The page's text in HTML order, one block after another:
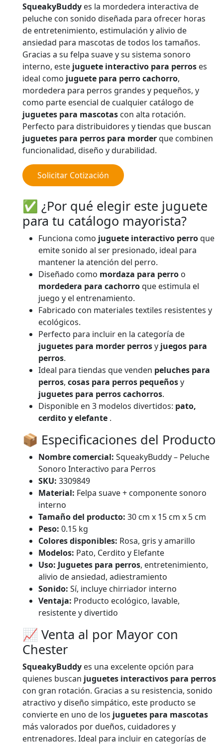
SqueakyBuddy es la mordedera interactiva de
peluche con sonido diseñada para ofrecer horas
de entretenimiento, estimulación y alivio de
ansiedad para mascotas de todos los tamaños.
Gracias a su felpa suave y su sistema sonoro
interno, este juguete interactivo para perros es
ideal como juguete para perro cachorro,
mordedera para perros grandes y pequeños, y
como parte esencial de cualquier catálogo de
juguetes para mascotas con alta rotación.
Perfecto para distribuidores y tiendas que buscan
juguetes para perros para morderque combinen
funcionalidad, diseño y durabilidad.
Solicitar Cotización
✅ ¿Por qué elegir este juguete
para tu catálogo mayorista?
Funciona como juguete interactivo perroque
emite sonido al ser presionado, ideal para
mantener la atención del perro.
Diseñado como mordaza para perro o
mordedera para cachorroque estimula el
juego y el entrenamiento.
Fabricado con materiales textiles resistentes y
ecológicos.
Perfecto para incluir en la categoría de
juguetes para morder perrosy juegos para
perros.
Ideal para tiendas que venden peluches para
perros,cosas para perros pequeñosy
juguetes para perros cachorros.
Disponible en 3 modelos divertidos: pato,
cerdito y elefante .
📦 Especificaciones del Producto
Nombre comercial: SqueakyBuddy – Peluche
Sonoro Interactivo para Perros
SKU: 3309849
Material: Felpa suave + componente sonoro
interno
Tamaño del producto: 30 cm x 15 cm x 5 cm
Peso: 0.15 kg
Colores disponibles: Rosa, gris y amarillo
Modelos: Pato, Cerdito y Elefante
Uso: Juguetes para perros, entretenimiento,
alivio de ansiedad, adiestramiento
Sonido: Sí, incluye chirriador interno
Ventaja: Producto ecológico, lavable,
resistente y divertido
📈 Venta al por Mayor con
Chester
SqueakyBuddy es una excelente opción para
quienes buscan juguetes interactivos para perros
con gran rotación. Gracias a su resistencia, sonido
atractivo y diseño simpático, este producto se
convierte en uno de los juguetes para mascotas
más valorados por dueños, cuidadores y
entrenadores. Ideal para incluir en categorías de